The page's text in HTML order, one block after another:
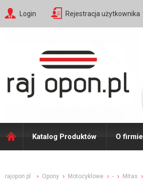
Login Rejestracja użytkownika
Katalog Produktów O firmie
rajopon.pl Opony Motocyklowe - Mitas